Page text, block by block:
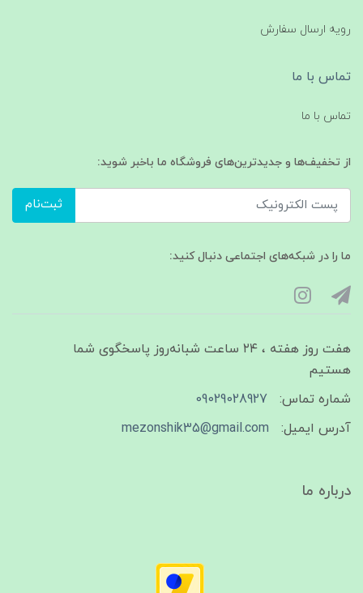
رویه ارسال سفارش
تماس با ما
تماس با ما
از تخفیف‌ها و جدیدترین‌های فروشگاه ما باخبر شوید:
ثبت‌نام
ما را در شبکه‌های اجتماعی دنبال کنید:
هفت روز هفته ، ۲۴ ساعت شبانه‌روز پاسخگوی شما
هستیم
شماره تماس:
09029028927
آدرس ایمیل:
mezonshik35@gmail.com
درباره ما